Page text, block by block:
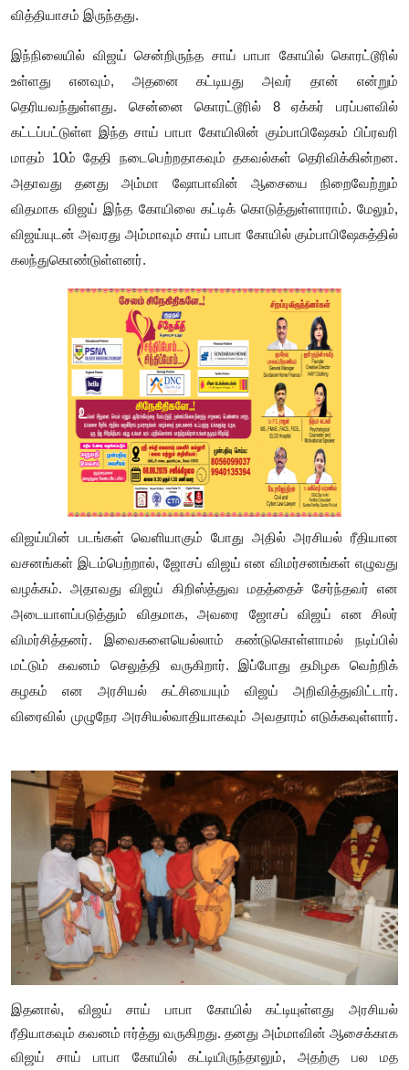
வித்தியாசம் இருந்தது.
இந்நிலையில் விஜய் சென்றிருந்த சாய் பாபா கோயில் கொரட்டூரில்
உள்ளது எனவும், அதனை கட்டியது அவர் தான் என்றும்
தெரியவந்துள்ளது. சென்னை கொரட்டூரில் 8 ஏக்கர் பரப்பளவில்
கட்டப்பட்டுள்ள இந்த சாய் பாபா கோயிலின் கும்பாபிஷேகம் பிப்ரவரி
மாதம் 10ம் தேதி நடைபெற்றதாகவும் தகவல்கள் தெரிவிக்கின்றன.
அதாவது தனது அம்மா ஷோபாவின் ஆசையை நிறைவேற்றும்
விதமாக விஜய் இந்த கோயிலை கட்டிக் கொடுத்துள்ளாராம். மேலும்,
விஜய்யுடன் அவரது அம்மாவும் சாய் பாபா கோயில் கும்பாபிஷேகத்தில்
கலந்துகொண்டுள்ளனர்.
விஜய்யின் படங்கள் வெளியாகும் போது அதில் அரசியல் ரீதியான
வசனங்கள் இடம்பெற்றால், ஜோசப் விஜய் என விமர்சனங்கள் எழுவது
வழக்கம். அதாவது விஜய் கிறிஸ்த்துவ மதத்தைச் சேர்ந்தவர் என
அடையாளப்படுத்தும் விதமாக, அவரை ஜோசப் விஜய் என சிலர்
விமர்சித்தனர். இவைகளையெல்லாம் கண்டுகொள்ளாமல் நடிப்பில்
மட்டும் கவனம் செலுத்தி வருகிறார். இப்போது தமிழக வெற்றிக்
கழகம் என அரசியல் கட்சியையும் விஜய் அறிவித்துவிட்டார்.
விரைவில் முழுநேர அரசியல்வாதியாகவும் அவதாரம் எடுக்கவுள்ளார்.
இதனால், விஜய் சாய் பாபா கோயில் கட்டியுள்ளது அரசியல்
ரீதியாகவும் கவனம் ஈர்த்து வருகிறது. தனது அம்மாவின் ஆசைக்காக
விஜய் சாய் பாபா கோயில் கட்டியிருந்தாலும், அதற்கு பல மத